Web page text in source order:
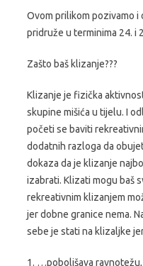
Ovom prilikom pozivamo i
pridruže u terminima 24. i
Zašto baš klizanje???
Klizanje je fizička
skupine mišića u tijelu. I
početi se baviti
dodatnih razloga da
dokaza da je klizanje
izabrati. Klizati mogu baš
rekreativnim klizanjem
jer dobne granice nema.
sebe je stati na klizaljke
1. …poboljšava ravnotežu,